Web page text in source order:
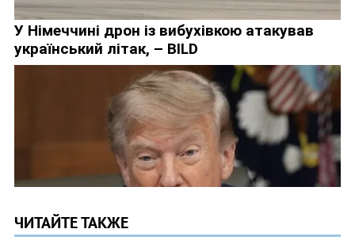
ЧИТАЙТЕ ТАКЖЕ